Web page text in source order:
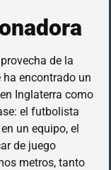
de la
encontrado un
Inglaterra como
el futbolista
un equipo, el
de juego
metros, tanto